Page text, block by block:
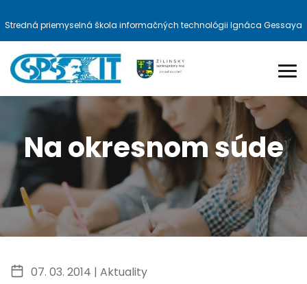
Stredná priemyselná škola informačných technológii Ignáca Gessaya
Na okresnom súde
07. 03. 2014 | Aktuality